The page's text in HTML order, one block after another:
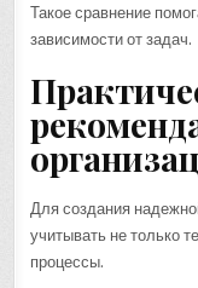
Такое сравнение
зависимости от задач.
Для создания
учитывать не только
процессы.